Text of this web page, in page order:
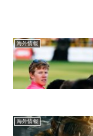
海外情報
海外情報